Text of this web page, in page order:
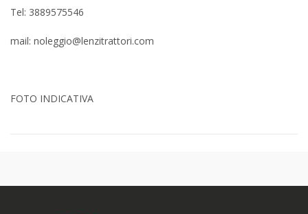
Tel: 3889575546
mail: noleggio@lenzitrattori.com
FOTO INDICATIVA